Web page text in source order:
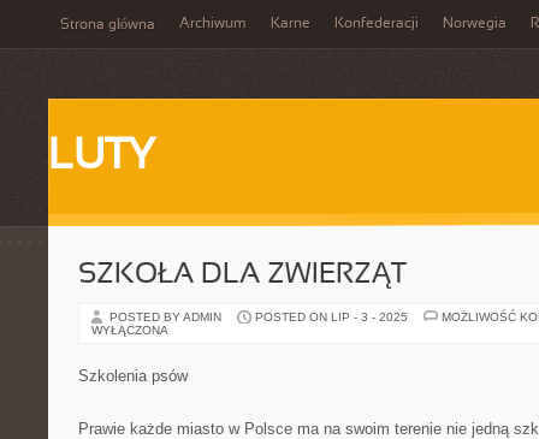
Strona główna Archiwum Karne Konfederacji Norwegia
LUTY
SZKOŁA DLA ZWIERZĄT
POSTED BY ADMIN POSTED ON LIP - 3 - 2025
MOŻLIWOŚĆ
WYŁĄCZONA
Szkolenia psów
Prawie każde miasto w Polsce ma na swoim terenie nie jedną